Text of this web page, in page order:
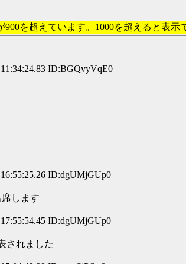
900を超えています。1000を超えると表示
11:34:24.83 ID:BGQvyVqE0
16:55:25.26 ID:dgUMjGUp0
します
17:55:54.45 ID:dgUMjGUp0
されました